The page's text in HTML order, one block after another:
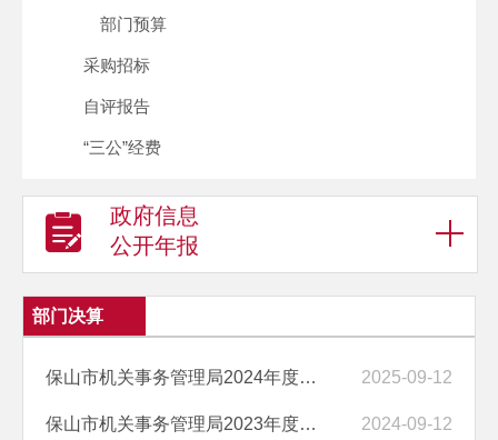
部门预算
采购招标
自评报告
“三公”经费
政府信息
公开年报
部门决算
保山市机关事务管理局2024年度部门决算 2025-09-12
保山市机关事务管理局2023年度部门决算 2024-09-12